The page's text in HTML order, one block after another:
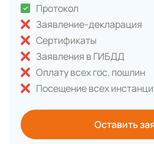
Протокол
Заявление-декларация
Сертификаты
Заявления в ГИБДД
Оплату всех гос. пошлин
Посещение всех
Оставить